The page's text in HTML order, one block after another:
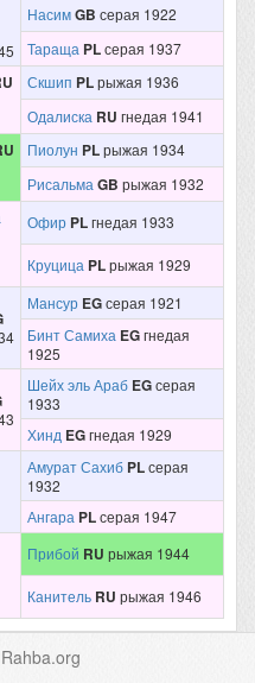
НасимGB серая 1922
Тараща PLсерая 1937
Скшип PLрыжая 1936
Одалиска RU гнедая 1941
Пиолун PLрыжая 1934
Рисальма GB рыжая 1932
Офир PLгнедая 1933
Круцица PLрыжая 1929
Мансур EGсерая 1921
Бинт Самиха EGгнедая
1925
Шейх эль Араб EGсерая
1933
Хинд EGгнедая 1929
Амурат Сахиб PLсерая
1932
Ангара PLсерая 1947
Прибой RU рыжая 1944
Канитель RU рыжая 1946